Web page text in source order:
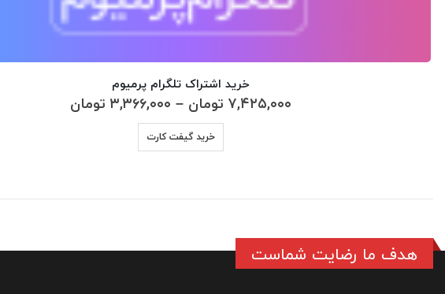
خرید اشتراک تلگرام پرمیوم
۷,۴۲۵,۰۰۰ تومان – ۳,۳۶۶,۰۰۰ تومان
خرید گیفت کارت
محصول
انواع
هدف ما رضایت شماست